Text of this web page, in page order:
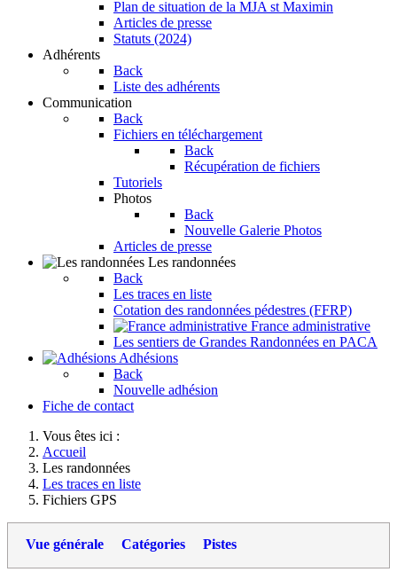
Plan de situation de la MJA st Maximin
Articles de presse
Statuts (2024)
Adhérents
Back
Liste des adhérents
Communication
Back
Fichiers en téléchargement
Back
Récupération de fichiers
Tutoriels
Photos
Back
Nouvelle Galerie Photos
Articles de presse
Les randonnées
Back
Les traces en liste
Cotation des randonnées pédestres (FFRP)
France administrative
Les sentiers de Grandes Randonnées en PACA
Adhésions
Back
Nouvelle adhésion
Fiche de contact
Vous êtes ici :
Accueil
Les randonnées
Les traces en liste
Fichiers GPS
Vue générale Catégories Pistes